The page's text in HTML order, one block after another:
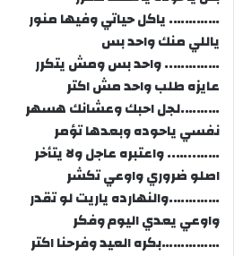
…………. ياكل حياتي وفيها منور
ياللي منك واحد بس
………….. واحد بس ومش يتكرر
عايزه طلب واحد مش اكتر
……….لجل احبك وعشانك هسهر
نفسي ياحوده وبعدها تؤمر
……..….. واعتبره عاجل ولا يتأخر
اصلو ضروري واوعي تكشر
………….والنهارده ياريت لو تقدر
واوعي يعدي اليوم وفكر
……………بكره العيد وفرحنا اكتر